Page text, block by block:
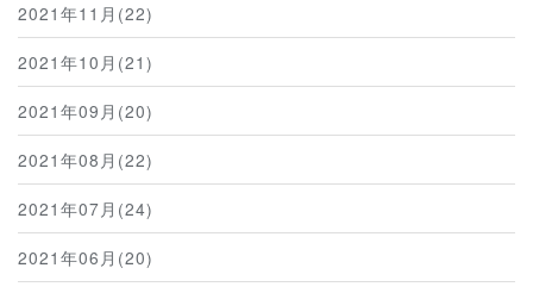
2021年11月(22)
2021年10月(21)
2021年09月(20)
2021年08月(22)
2021年07月(24)
2021年06月(20)